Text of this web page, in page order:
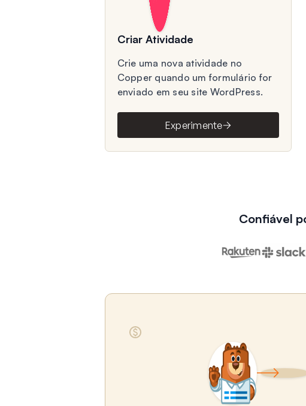
Criar Atividade
Crie uma nova atividade no
Copper quando um formulário for
enviado em seu site WordPress.
Experimente
Confiável